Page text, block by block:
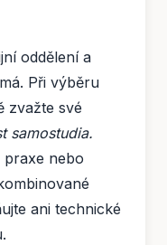
oddělení a
Při výběru
zvažte své
samostudia.
nebo
ani technické